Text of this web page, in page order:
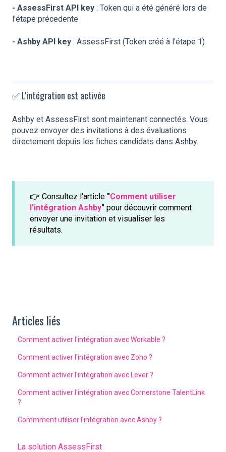
- AssessFirst API key : Token qui a été généré lors de
l'étape précedente
- Ashby API key : AssessFirst (Token créé à l'étape 1)
✅ L'intégration est activée
Ashby et AssessFirst sont maintenant connectés. Vous
pouvez envoyer des invitations à des évaluations
directement depuis les fiches candidats dans Ashby.
👉 Consultez l'article "Comment utiliser
l'intégration Ashby" pour découvrir comment
envoyer une invitation et visualiser les
résultats.
Articles liés
Comment activer l'intégration avec Workable ?
Comment activer l'intégration avec Zoho ?
Comment activer l'intégration avec Lever ?
Comment activer l'intégration avec Cornerstone TalentLink
?
Commment utiliser l'intégration avec Ashby ?
La solution AssessFirst